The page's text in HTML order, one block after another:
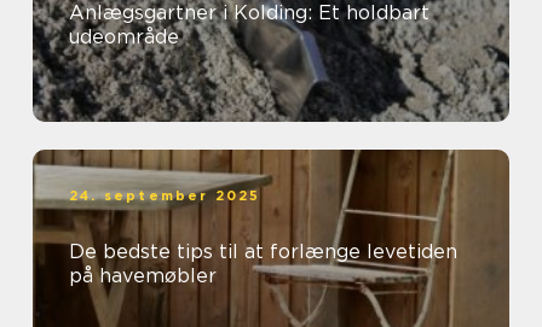
Anlægsgartner i Kolding: Et holdbart
udeområde
24. september 2025
De bedste tips til at forlænge levetiden
på havemøbler